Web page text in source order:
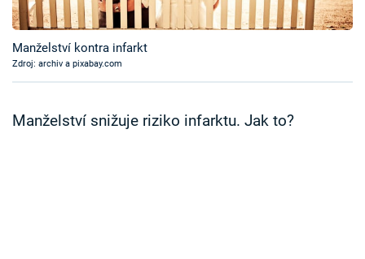
Časopis
Sledujte prima+
Manželství kontra infarkt
Zdroj: archiv a pixabay.com
Manželství snižuje riziko infarktu. Jak to?